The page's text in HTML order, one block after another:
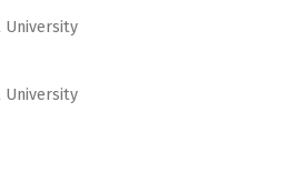
University
University